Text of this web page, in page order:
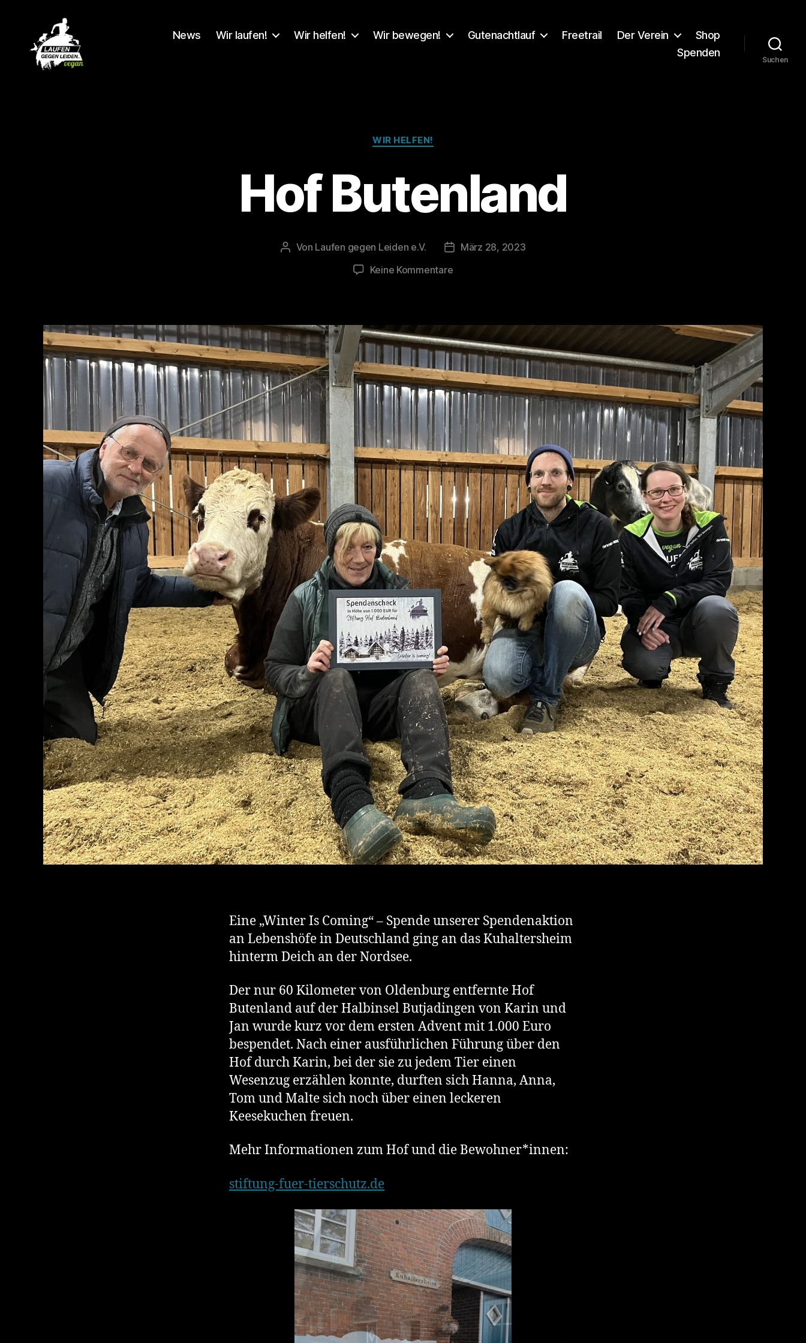
News Wir laufen! Wir helfen! Wir bewegen! Gutenachtlauf Freetrail Der Verein
Shop
Spenden
Suchen
Kategorien
WIR HELFEN!
Hof Butenland
Beitragsautor
Von Laufen gegen Leiden e.V. Veröffentlichungsdatum
März 28, 2023
Keine Kommentarezu
Eine „Winter Is Coming“ – Spende unserer Spendenaktion
an Lebenshöfe in Deutschland ging an das Kuhaltersheim
hinterm Deich an der Nordsee.
Der nur 60 Kilometer von Oldenburg entfernte Hof
Butenland auf der Halbinsel Butjadingen von Karin und
Jan wurde kurz vor dem ersten Advent mit 1.000 Euro
bespendet. Nach einer ausführlichen Führung über den
Hof durch Karin, bei der sie zu jedem Tier einen
Wesenzug erzählen konnte, durften sich Hanna, Anna,
Tom und Malte sich noch über einen leckeren
Keesekuchen freuen.
Mehr Informationen zum Hof und die Bewohner*innen:
stiftung-fuer-tierschutz.de